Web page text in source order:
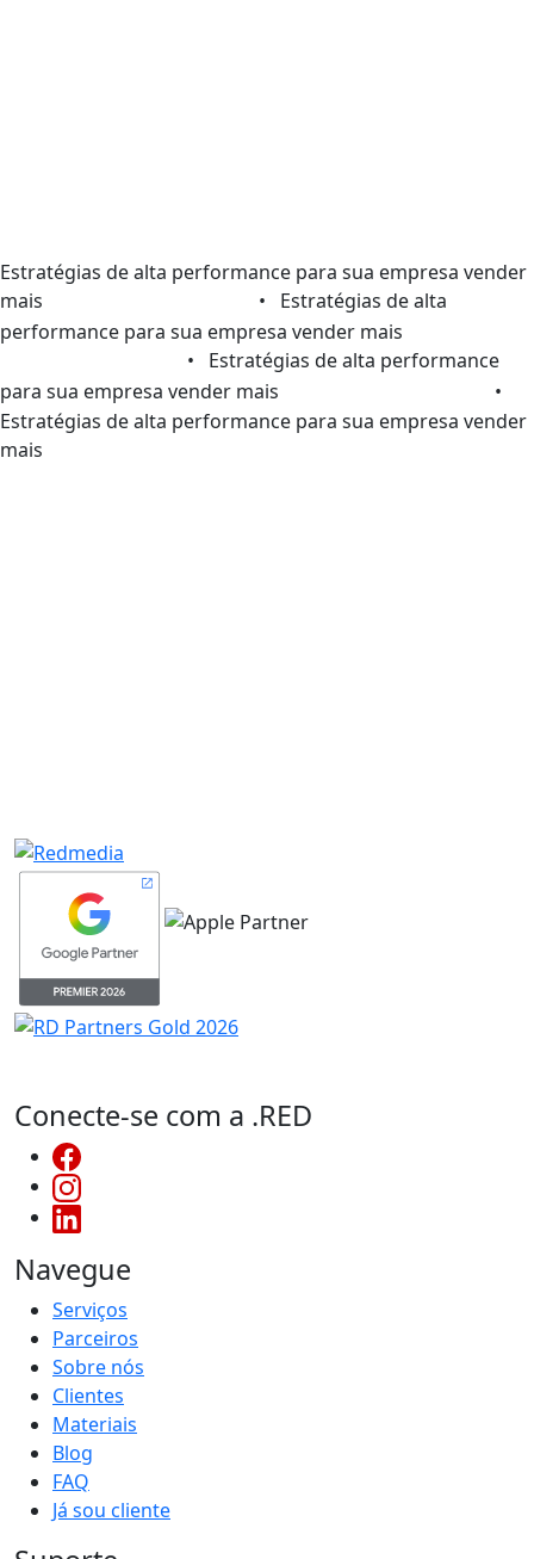
Estratégias de alta performance para sua empresa vender
mais
• Estratégias de alta
performance para sua empresa vender mais
• Estratégias de alta performance
para sua empresa vender mais
•
Estratégias de alta performance para sua empresa vender
mais
Conecte-se com a .RED
Navegue
Serviços
Parceiros
Sobre nós
Clientes
Materiais
Blog
FAQ
Já sou cliente